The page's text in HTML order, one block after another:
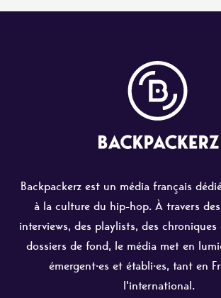
Backpackerz est un média français
à la culture du hip-hop. À travers
interviews, des playlists, des
dossiers de fond, le média met en
émergent·es et établi·es, tant en
l'international.